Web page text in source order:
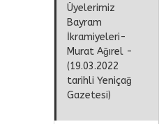
Üyelerimiz
Bayram
İkramiyeleri-
Murat Ağırel -
(19.03.2022
tarihli Yeniçağ
Gazetesi)